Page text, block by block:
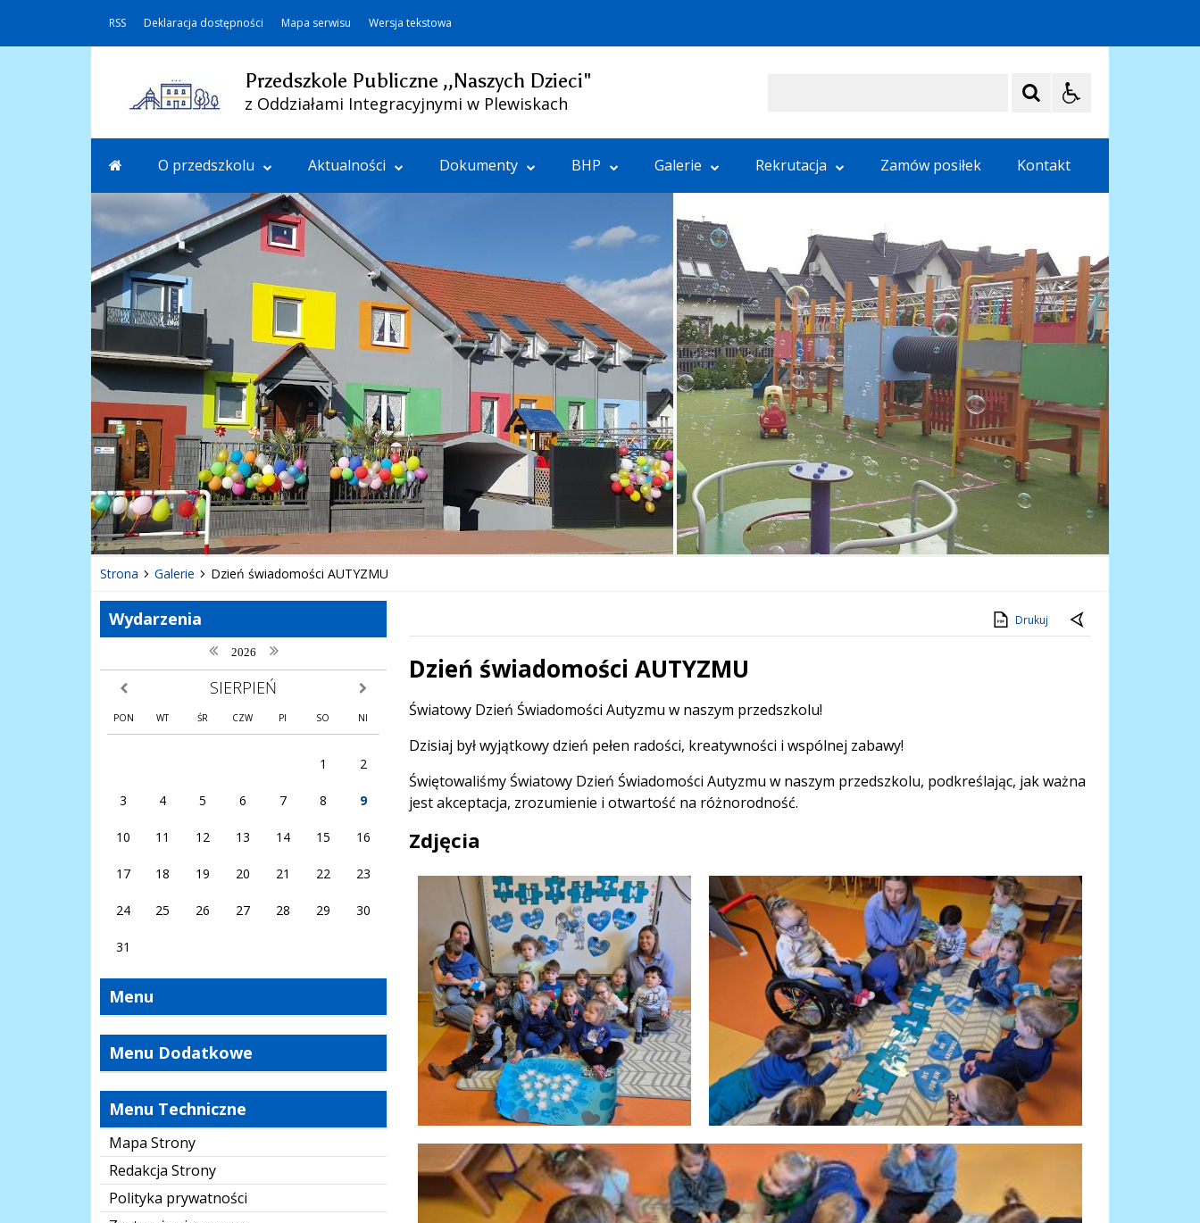
RSS Deklaracja dostępności Mapa serwisu Wersja tekstowa
Przedszkole Publiczne ,,Naszych Dzieci"
z Oddziałami Integracyjnymi w Plewiskach
O przedszkolu Aktualności Dokumenty BHP Galerie Rekrutacja Zamów posiłek Kontakt
Strona Galerie Dzień świadomości AUTYZMU
Wydarzenia
poprzedni rok
2026 następny rok
poprzedni miesiąc SIERPIEŃ następny miesiąc
PON WT ŚR CZW PI SO NI
1 2
3 4 5 6 7 8 9
10 11 12 13 14 15 16
17 18 19 20 21 22 23
24 25 26 27 28 29 30
31
Menu
Menu Dodatkowe
Menu Techniczne
Mapa Strony
Redakcja Strony
Polityka prywatności
Drukuj
Dzień świadomości AUTYZMU
Treść
Światowy Dzień Świadomości Autyzmu w naszym przedszkolu!
Dzisiaj był wyjątkowy dzień pełen radości, kreatywności i wspólnej zabawy!
Świętowaliśmy Światowy Dzień Świadomości Autyzmu w naszym przedszkolu, podkreślając, jak ważna
jest akceptacja, zrozumienie i otwartość na różnorodność.
Zdjęcia